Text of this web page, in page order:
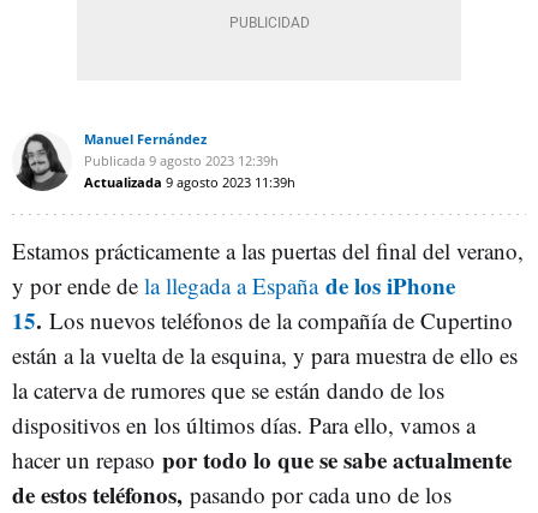
Manuel Fernández
Publicada 9 agosto 2023 12:39h
Actualizada 9 agosto 2023 11:39h
Estamos prácticamente a las puertas del final del verano,
y por ende de la llegada a España de los iPhone
15. Los nuevos teléfonos de la compañía de Cupertino
están a la vuelta de la esquina, y para muestra de ello es
la caterva de rumores que se están dando de los
dispositivos en los últimos días. Para ello, vamos a
hacer un repaso por todo lo que se sabe actualmente
de estos teléfonos, pasando por cada uno de los